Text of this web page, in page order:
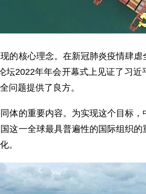
核心理念。在新冠肺炎疫情肆虐
坛2022年年会开幕式上见证了习
问题提供了良方。
的重要内容。为实现这个目标，
这一全球最具普遍性的国际组织
。